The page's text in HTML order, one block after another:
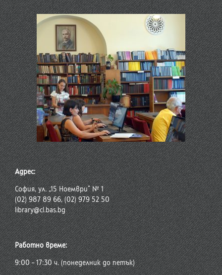
Адрес:
София, ул. „15 Ноември“ № 1
(02) 987 89 66, (02) 979 52 50
library@cl.bas.bg
Работно време:
9:00 – 17:30 ч. (понеделник до петък)